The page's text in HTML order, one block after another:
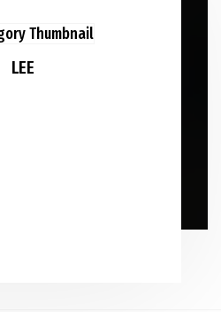
LEE